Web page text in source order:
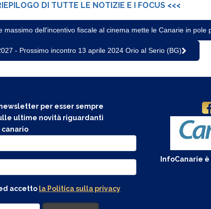
DI TUTTE LE NOTIZIE E I FOCUS <<<
dell'incentivo fiscale al cinema mette le Canarie in pole
- Prossimo incontro 13 aprile 2024 Orio al Serio (BG)
per esser sempre
ultime novità riguardanti
accetto la Politica sulla privacy
InfoCanarie